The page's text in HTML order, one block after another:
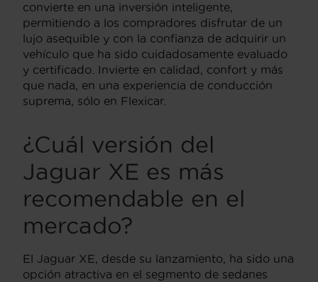
convierte en una inversión inteligente,
permitiendo a los compradores disfrutar de un
lujo asequible y con la confianza de adquirir un
vehículo que ha sido cuidadosamente evaluado
y certificado. Invierte en calidad, confort y más
que nada, en una experiencia de conducción
suprema, sólo en Flexicar.
¿Cuál versión del
Jaguar XE es más
recomendable en el
mercado?
El Jaguar XE, desde su lanzamiento, ha sido una
opción atractiva en el segmento de sedanes